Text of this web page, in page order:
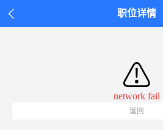
职位详情
⚠
network fail
返回